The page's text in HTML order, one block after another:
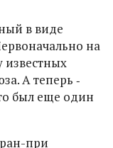
в виде
на
известных
А теперь ‑
был еще один
при